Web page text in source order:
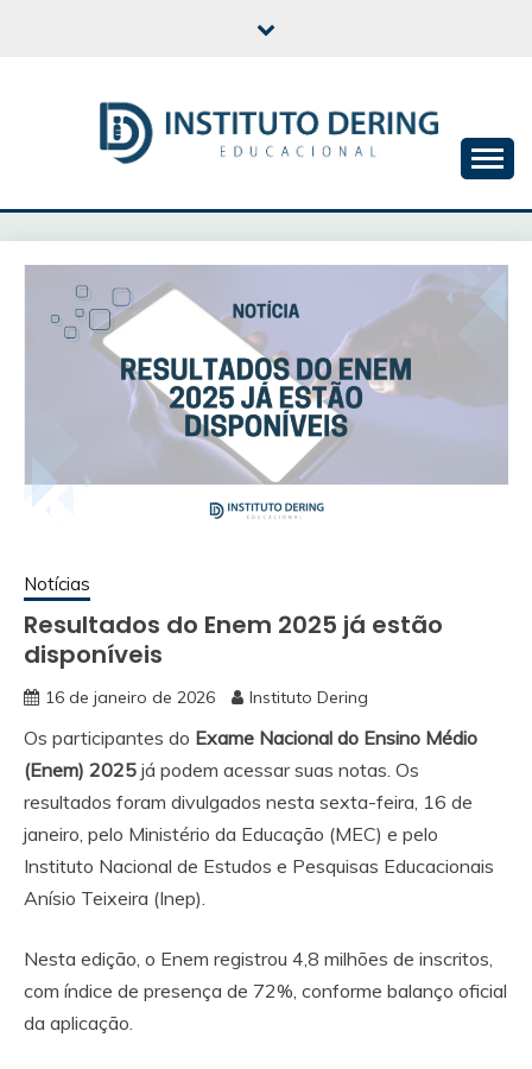
INSTITUTO DERING
EDUCACIONAL
Notícias
Resultados do Enem 2025 já estão
disponíveis
16 de janeiro de 2026 Instituto Dering
Os participantes do Exame Nacional do Ensino Médio
(Enem) 2025 já podem acessar suas notas. Os
resultados foram divulgados nesta sexta-feira, 16 de
janeiro, pelo Ministério da Educação (MEC) e pelo
Instituto Nacional de Estudos e Pesquisas Educacionais
Anísio Teixeira (Inep).
Nesta edição, o Enem registrou 4,8 milhões de inscritos,
com índice de presença de 72%, conforme balanço oficial
da aplicação.